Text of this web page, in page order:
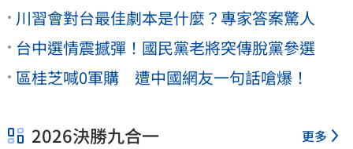
川習會對台最佳劇本是什麼？專家答案驚人
台中選情震撼彈！國民黨老將突傳脫黨參選
區桂芝喊0軍購 遭中國網友一句話嗆爆！
2026決勝九合一 更多